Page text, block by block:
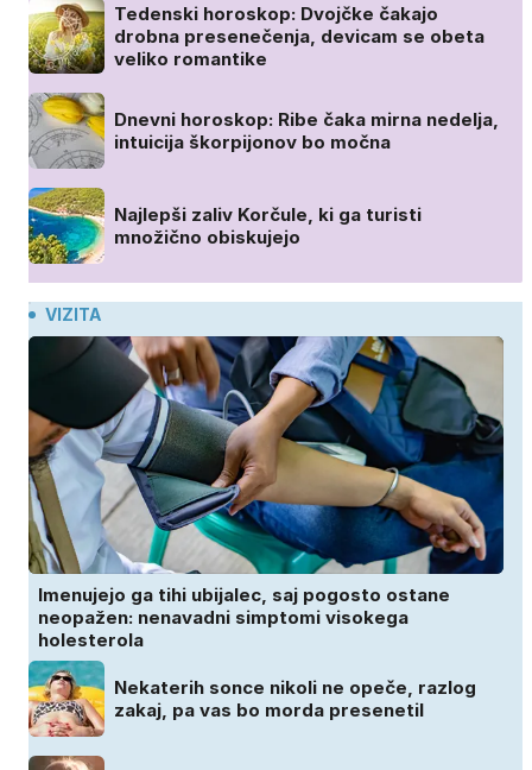
Tedenski horoskop: Dvojčke čakajo
drobna presenečenja, devicam se obeta
veliko romantike
Dnevni horoskop: Ribe čaka mirna nedelja,
intuicija škorpijonov bo močna
Najlepši zaliv Korčule, ki ga turisti
množično obiskujejo
VIZITA
Imenujejo ga tihi ubijalec, saj pogosto ostane
neopažen: nenavadni simptomi visokega
holesterola
Nekaterih sonce nikoli ne opeče, razlog
zakaj, pa vas bo morda presenetil